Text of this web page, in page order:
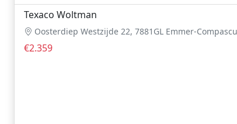
Texaco Woltman
Oosterdiep Westzijde 22, 7881GL Emmer-
€2.359